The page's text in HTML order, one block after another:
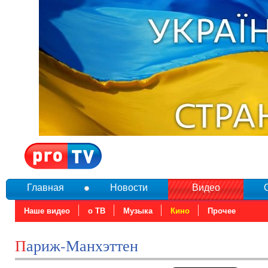
Главная Новости Видео
Наше видео о ТВ Музыка Кино Прочее
Париж-Манхэттен